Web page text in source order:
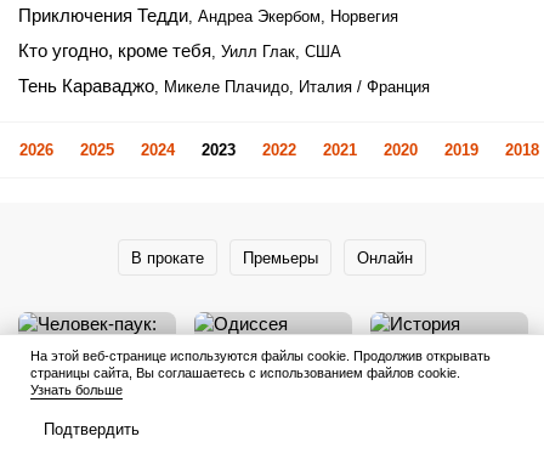
Приключения Тедди, Андреа Экербом, Норвегия
Кто угодно, кроме тебя, Уилл Глак, США
Тень Караваджо, Микеле Плачидо, Италия / Франция
2026 2025 2024 2023 2022 2021 2020 2019 2018
В прокате Премьеры Онлайн
На этой веб-странице используются файлы cookie. Продолжив открывать
страницы сайта, Вы соглашаетесь с использованием файлов cookie.
Узнать больше
Подтвердить